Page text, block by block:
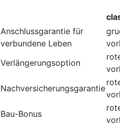
Anschlussgarantie für
verbundene Leben
Verlängerungsoption
Nachversicherungsgarantie
Bau-Bonus